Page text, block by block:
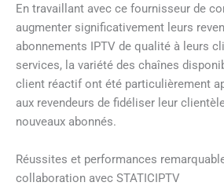
En travaillant avec ce fournisseur de
augmenter significativement leurs
abonnements IPTV de qualité à leurs
services, la variété des chaînes
client réactif ont été particulièrement
aux revendeurs de fidéliser leur
nouveaux abonnés.
Réussites et performances
collaboration avec STATICIPTV